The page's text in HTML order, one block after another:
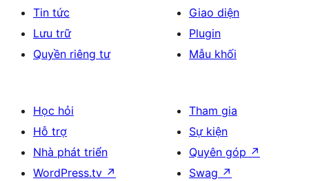
Tin tức
Lưu trữ
Quyền riêng tư
Giao diện
Plugin
Mẫu khối
Học hỏi
Hỗ trợ
Nhà phát triển
WordPress.tv ↗
Tham gia
Sự kiện
Quyên góp ↗
Swag ↗